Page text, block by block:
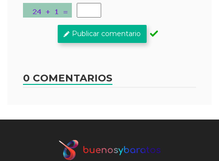
Publicar comentario
0 COMENTARIOS